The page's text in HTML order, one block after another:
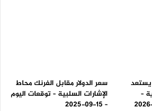
يستعد
–
سعر الدولار مقابل الفرنك محاط
الإشارات السلبية – توقعات اليوم
– 15-09-2025